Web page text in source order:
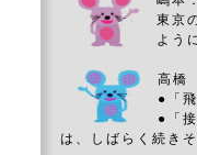
東京
よう
高
●「
●「
は、しばらく続き